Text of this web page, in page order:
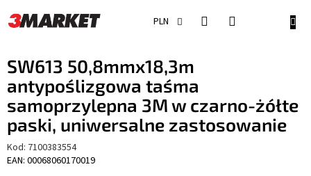
do
treści
PLN
SW613 50,8mmx18,3m
antypoślizgowa taśma
samoprzylepna 3M w czarno-żółte
paski, uniwersalne zastosowanie
Kod: 7100383554
EAN: 00068060170019